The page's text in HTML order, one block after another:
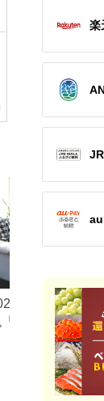
出典：ANAのふるさ
リズム 大風量2重反
ーター Silky Wind
Circulator ライトグ
1822】
年最新版】ふ
食べ物以外」
元率ランキング！
楽